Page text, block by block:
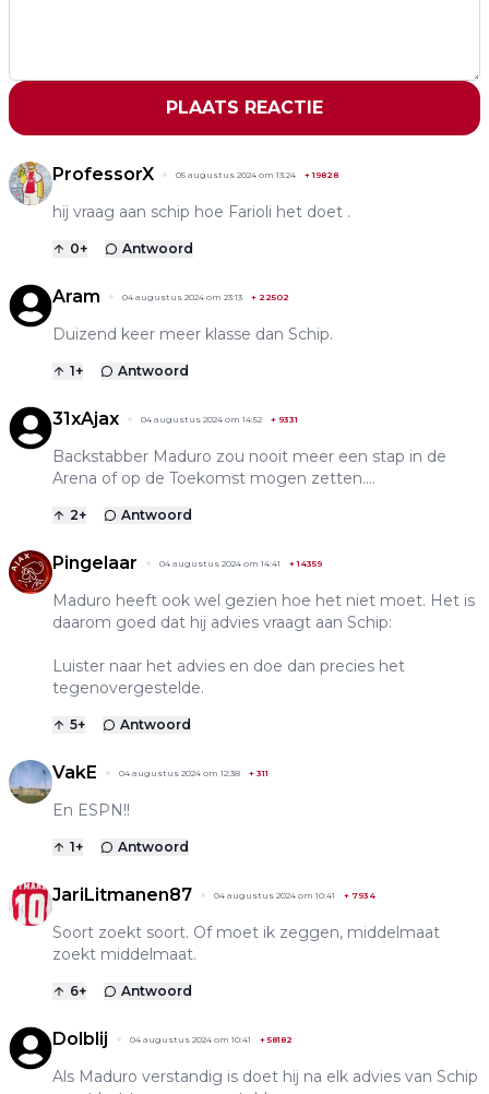
PLAATS REACTIE
ProfessorX 05 augustus 2024 om 13:24 +19828
hij vraag aan schip hoe Farioli het doet .
0+ Antwoord
Aram 04 augustus 2024 om 23:13 + 22502
Duizend keer meer klasse dan Schip.
1+ Antwoord
31xAjax 04 augustus 2024 om 14:52 + 9331
Backstabber Maduro zou nooit meer een stap in de
Arena of op de Toekomst mogen zetten....
2+ Antwoord
Pingelaar 04 augustus 2024 om 14:41 +14359
Maduro heeft ook wel gezien hoe het niet moet. Het is
daarom goed dat hij advies vraagt aan Schip:
Luister naar het advies en doe dan precies het
tegenovergestelde.
5+ Antwoord
VakE 04 augustus 2024 om 12:38 + 311
En ESPN!!
1+ Antwoord
JariLitmanen87 04 augustus 2024 om 10:41 + 7934
Soort zoekt soort. Of moet ik zeggen, middelmaat
zoekt middelmaat.
6+ Antwoord
Dolblij 04 augustus 2024 om 10:41 + 58182
Als Maduro verstandig is doet hij na elk advies van Schip